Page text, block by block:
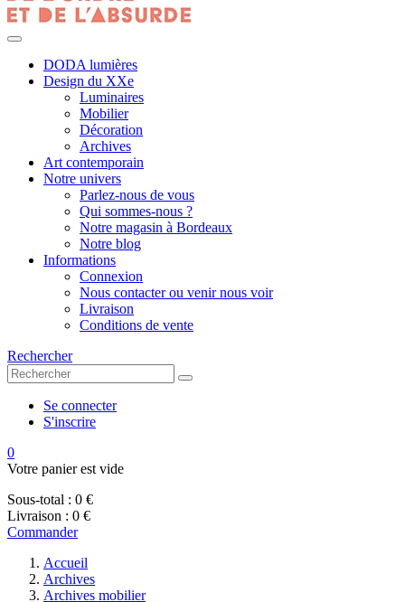
DODA lumières
Design du XXe
Luminaires
Mobilier
Décoration
Archives
Art contemporain
Notre univers
Parlez-nous de vous
Qui sommes-nous ?
Notre magasin à Bordeaux
Notre blog
Informations
Connexion
Nous contacter ou venir nous voir
Livraison
Conditions de vente
Rechercher
Se connecter
S'inscrire
0
Votre panier est vide
Sous-total : 0 €
Livraison : 0 €
Commander
Accueil
Archives
Archives mobilier